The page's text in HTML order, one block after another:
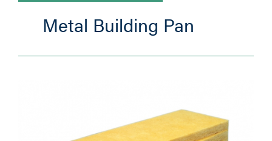
Metal Building Pan